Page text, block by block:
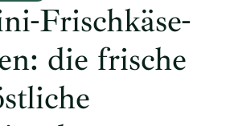
Frischkäse-
die frische